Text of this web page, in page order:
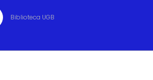
Biblioteca UGB